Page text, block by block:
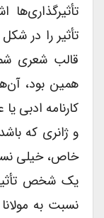
تأثیرگذاری‌ها
تأثیر را در
قالب شعری
همین بود،
کارنامه ادبی
و ژانری که
خاص، خیلی
یک شخص
نسبت به